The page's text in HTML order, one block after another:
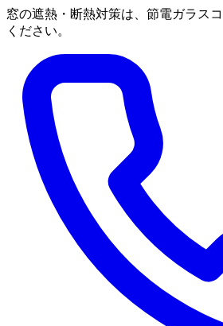
窓の遮熱・断熱対策は、節電ガラス
ください。